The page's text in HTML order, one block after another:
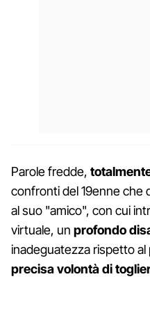
Parole fredde,
confronti del 19enne che
al suo "amico", con cui
virtuale, un profondo
inadeguatezza rispetto
precisa volontà di